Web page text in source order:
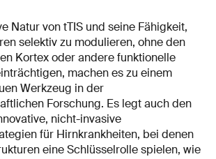
Natur von tTIS und seine Fähigkeit,
selektiv zu modulieren, ohne den
Kortex oder andere funktionelle
machen es zu einem
Werkzeug in der
Forschung. Es legt auch den
nicht-invasive
für Hirnkrankheiten, bei denen
eine Schlüsselrolle spielen, wie